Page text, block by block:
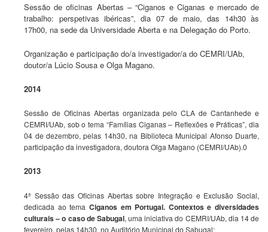
Sessão de oficinas Abertas – “Ciganos e Ciganas e mercado de
trabalho: perspetivas ibéricas”, dia 07 de maio, das 14h30 às
17h00, na sede da Universidade Aberta e na Delegação do Porto.
Organização e participação do/a investigador/a do CEMRI/UAb,
doutor/a Lúcio Sousa e Olga Magano.
2014
Sessão de Oficinas Abertas organizada pelo CLA de Cantanhede e
CEMRI/UAb, sob o tema “Famílias Ciganas – Reflexões e Práticas”, dia
04 de dezembro, pelas 14h30, na Biblioteca Municipal Afonso Duarte,
participação da investigadora, doutora Olga Magano (CEMRI/UAb).0
2013
4ª Sessão das Oficinas Abertas sobre Integração e Exclusão Social,
dedicada ao tema Ciganos em Portugal. Contextos e diversidades
culturais – o caso de Sabugal, uma iniciativa do CEMRI/UAb, dia 14 de
fevereiro, pelas 14h30, no Auditório Municipal do Sabugal;